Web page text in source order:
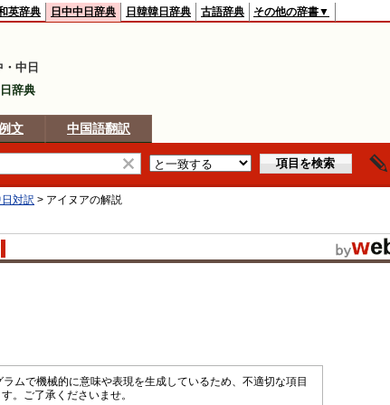
英辞典 日中中日辞典 日韓韓日辞典 古語辞典 その他の辞書▼
・中日
辞典
文 中国語翻訳
日対訳 > アイヌアの解説
ムで機械的に意味や表現を生成しているため、不適切な項目
。ご了承くださいませ。